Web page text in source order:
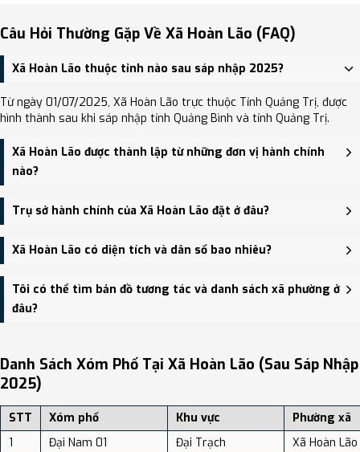
Câu Hỏi Thường Gặp Về Xã Hoàn Lão (FAQ)
Xã Hoàn Lão thuộc tỉnh nào sau sáp nhập 2025?
Từ ngày 01/07/2025, Xã Hoàn Lão trực thuộc Tỉnh Quảng Trị, được
hình thành sau khi sáp nhập tỉnh Quảng Bình và tỉnh Quảng Trị.
Xã Hoàn Lão được thành lập từ những đơn vị hành chính
nào?
Xã Hoàn Lão được thành lập trên cơ sở sáp nhập Thị trấn Hoàn
Lão, Xã Trung Trạch, Xã Đại Trạch, Xã Tây Trạch, Xã Hòa Trạch.
Trụ sở hành chính của Xã Hoàn Lão đặt ở đâu?
Trụ sở hành chính mới của Xã Hoàn Lão đặt tại UBND huyện Bố
Trạch (cũ) - trung tâm khu vực thuận tiện giao thông.
Xã Hoàn Lão có diện tích và dân số bao nhiêu?
Xã Hoàn Lão có Diện tích: 99.03 km², Dân số: 43,554 người, Mật
độ dân số: Khoảng 439.81 người/km²
Tôi có thể tìm bản đồ tương tác và danh sách xã phường ở
đâu?
địa điểm tại: VReview.vn - Nền tảng review địa điểm, dịch vụ và du
lịch uy tín tại Việt Nam.
Danh Sách Xóm Phố Tại Xã Hoàn Lão (sau Sáp Nhập
2025)
STT Xóm phố Khu vực
Phường xã
1
Đại Nam 01 Đại Trạch
Xã Hoàn Lão